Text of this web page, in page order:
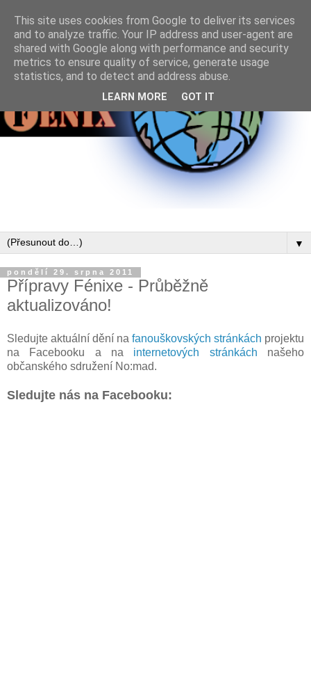
▼
pondělí 29. srpna 2011
Přípravy Fénixe - Průběžně
aktualizováno!
Sledujte aktuální dění na fanouškovských stránkách projektu
na Facebooku a na internetových stránkách našeho
občanského sdružení No:mad.
Sledujte nás na Facebooku:
This site uses cookies from Google to deliver its services
and to analyze traffic. Your IP address and user-agent are
shared with Google along with performance and security
metrics to ensure quality of service, generate usage
statistics, and to detect and address abuse.
LEARN MORE GOT IT